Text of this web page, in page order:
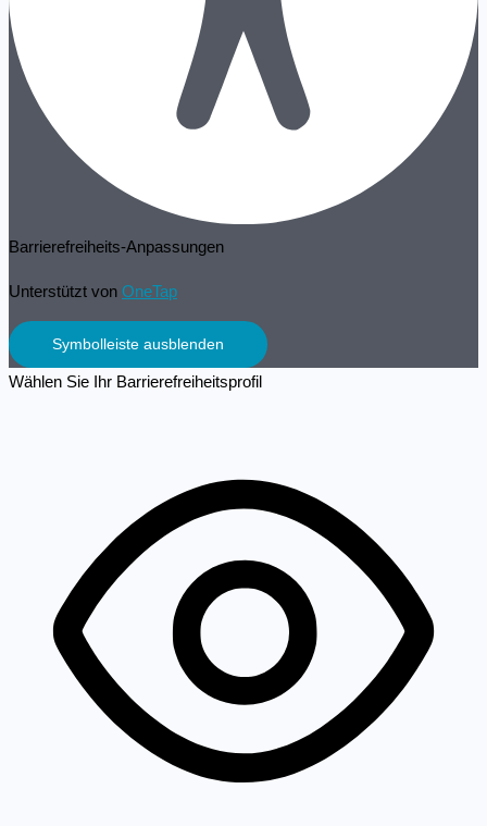
Barrierefreiheits-Anpassungen
Unterstützt von OneTap
Symbolleiste ausblenden
Wählen Sie Ihr Barrierefreiheitsprofil